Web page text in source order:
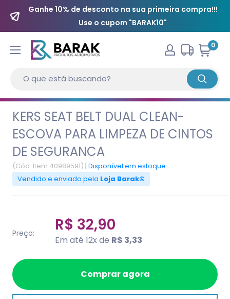
Ganhe 10% de desconto na sua primeira compra!!!
Use o cupom "BARAK10"
0
KERS SEAT BELT DUAL CLEAN-
ESCOVA PARA LIMPEZA DE CINTOS
DE SEGURANCA
(Cód. Item 40989591) | Disponível em estoque.
Vendido e enviado pela Loja Barak©
Preço: R$ 32,90
Em até 12x de R$ 3,33
Comprar agora